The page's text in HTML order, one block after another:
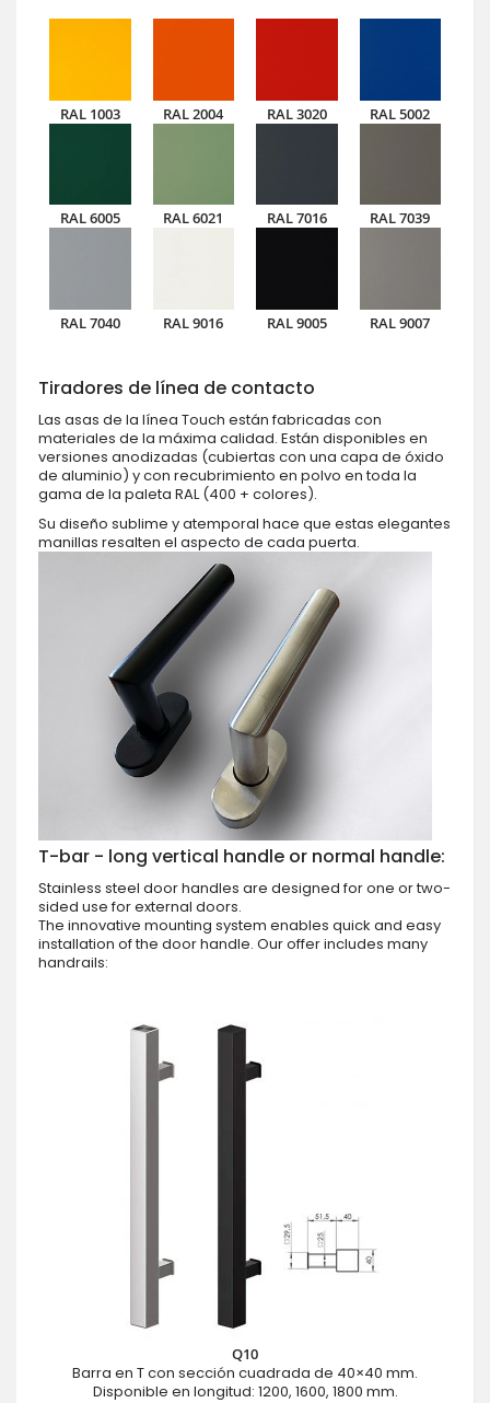
RAL 1003 RAL 2004 RAL 3020 RAL 5002
RAL 6005 RAL 6021 RAL 7016 RAL 7039
RAL 7040 RAL 9016 RAL 9005 RAL 9007
Tiradores de línea de contacto
Las asas de la línea Touch están fabricadas con
materiales de la máxima calidad. Están disponibles en
versiones anodizadas (cubiertas con una capa de óxido
de aluminio) y con recubrimiento en polvo en toda la
gama de la paleta RAL (400 + colores).
Su diseño sublime y atemporal hace que estas elegantes
manillas resalten el aspecto de cada puerta.
T-bar - long vertical handle or normal handle:
Stainless steel door handles are designed for one or two-
sided use for external doors.
The innovative mounting system enables quick and easy
installation of the door handle. Our offer includes many
handrails:
Q10
Barra en T con sección cuadrada de 40×40 mm.
Disponible en longitud: 1200, 1600, 1800 mm.